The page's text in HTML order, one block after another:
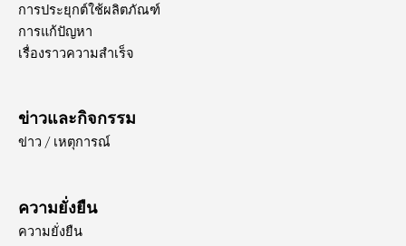
การประยุกต์ใช้ผลิตภัณฑ์
การแก้ปัญหา
เรื่องราวความสำเร็จ
ข่าวและกิจกรรม
ข่าว / เหตุการณ์
ความยั่งยืน
ความยั่งยืน